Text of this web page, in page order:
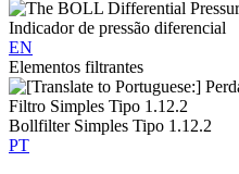
Indicador de pressão diferencial
EN
Elementos filtrantes
Bollfilter Simples Tipo 1.12.2
PT